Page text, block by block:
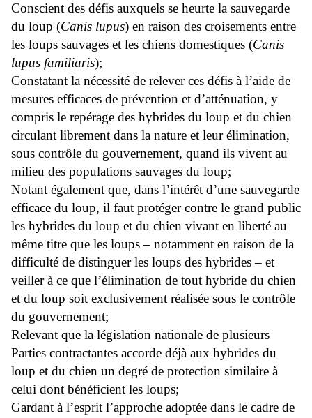
Conscient des défis auxquels se heurte la sauvegarde
du loup (Canis lupus) en raison des croisements entre
les loups sauvages et les chiens domestiques (Canis
lupus familiaris);
Constatant la nécessité de relever ces défis à l’aide de
mesures efficaces de prévention et d’atténuation, y
compris le repérage des hybrides du loup et du chien
circulant librement dans la nature et leur élimination,
sous contrôle du gouvernement, quand ils vivent au
milieu des populations sauvages du loup;
Notant également que, dans l’intérêt d’une sauvegarde
efficace du loup, il faut protéger contre le grand public
les hybrides du loup et du chien vivant en liberté au
même titre que les loups – notamment en raison de la
difficulté de distinguer les loups des hybrides – et
veiller à ce que l’élimination de tout hybride du chien
et du loup soit exclusivement réalisée sous le contrôle
du gouvernement;
Relevant que la législation nationale de plusieurs
Parties contractantes accorde déjà aux hybrides du
loup et du chien un degré de protection similaire à
celui dont bénéficient les loups;
Gardant à l’esprit l’approche adoptée dans le cadre de